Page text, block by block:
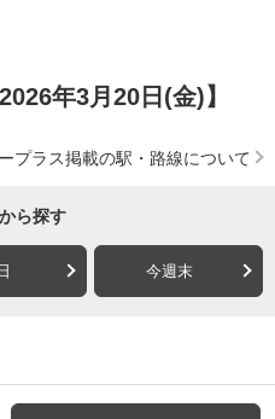
年3月20日(金)】
プラス掲載の駅・路線について
ら探す
今週末